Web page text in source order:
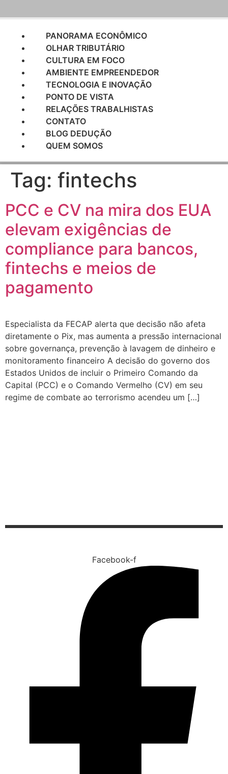
PANORAMA ECONÔMICO
OLHAR TRIBUTÁRIO
CULTURA EM FOCO
AMBIENTE EMPREENDEDOR
TECNOLOGIA E INOVAÇÃO
PONTO DE VISTA
RELAÇÕES TRABALHISTAS
CONTATO
BLOG DEDUÇÃO
QUEM SOMOS
Tag: fintechs
PCC e CV na mira dos EUA
elevam exigências de
compliance para bancos,
fintechs e meios de
pagamento
Especialista da FECAP alerta que decisão não afeta
diretamente o Pix, mas aumenta a pressão internacional
sobre governança, prevenção à lavagem de dinheiro e
monitoramento financeiro A decisão do governo dos
Estados Unidos de incluir o Primeiro Comando da
Capital (PCC) e o Comando Vermelho (CV) em seu
regime de combate ao terrorismo acendeu um […]
Facebook-f